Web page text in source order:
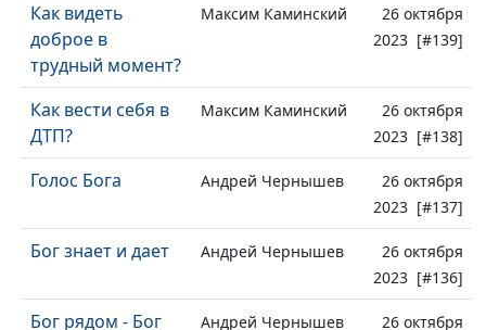
Как видеть
доброе в
трудный момент?
Максим Каминский
26 октября
2023 [#139]
Как вести себя в
ДТП?
Максим Каминский
26 октября
2023 [#138]
Голос Бога Андрей Чернышев
26 октября
2023 [#137]
Бог знает и дает Андрей Чернышев
26 октября
2023 [#136]
Бог рядом - Бог
Андрей Чернышев
26 октября